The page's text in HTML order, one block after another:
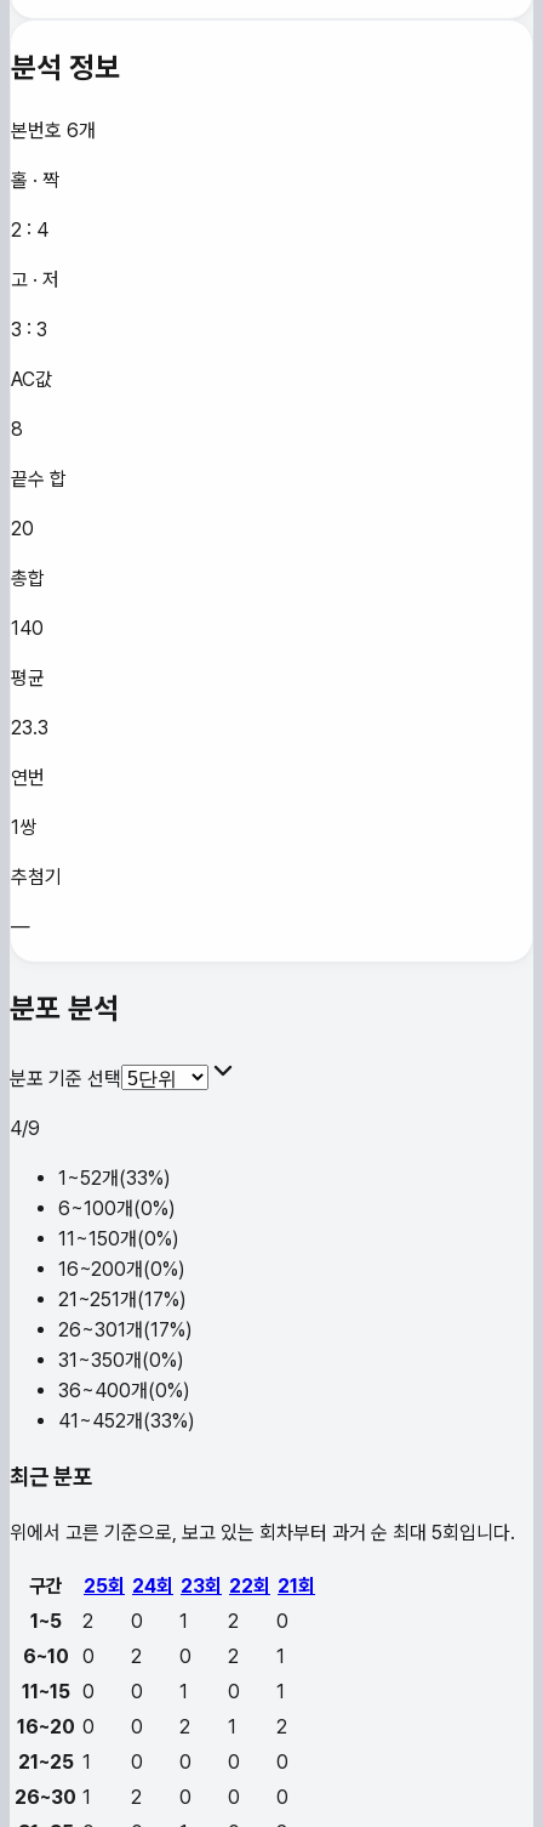
분석 정보
본번호 6개
홀 · 짝
2 : 4
고 · 저
3 : 3
AC값
8
끝수 합
20
총합
140
평균
23.3
연번
1쌍
추첨기
—
분포 분석
분포 기준 선택
4/9
1~52개(33%)
6~100개(0%)
11~150개(0%)
16~200개(0%)
21~251개(17%)
26~301개(17%)
31~350개(0%)
36~400개(0%)
41~452개(33%)
최근 분포
위에서 고른 기준으로, 보고 있는 회차부터 과거 순 최대 5회입니다.
구간 25회 24회 23회 22회 21회
1~5
2 0 1 2
0
6~10
0 2 0 2
1
11~15 0 0 1 0
1
16~20 0 0 2 1
2
21~25 1 0 0 0
0
26~30 1 2 0 0
0